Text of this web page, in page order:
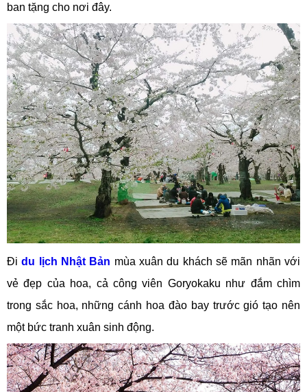
ban tặng cho nơi đây.
Đidu lịch Nhật Bản mùa xuân du khách sẽ mãn nhãn với
vẻ đẹp của hoa, cả công viên Goryokaku như đắm chìm
trong sắc hoa, những cánh hoa đào bay trước gió tạo nên
một bức tranh xuân sinh động.